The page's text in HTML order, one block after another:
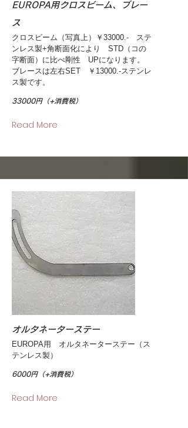
EUROPA用クロスビーム、ブレー
ス
クロスビーム（写真上）￥33000.- ステ
ンレス製+角断面化により STD（コの
字断面）に比べ剛性 UPになります。
ブレースは左右SET ￥13000.-ステンレ
ス製です。
33000円（+消費税）
Read More
オルタネーターステー
EUROPA用 オルタネーターステー（ス
テンレス製）
6000円（+消費税）
Read More